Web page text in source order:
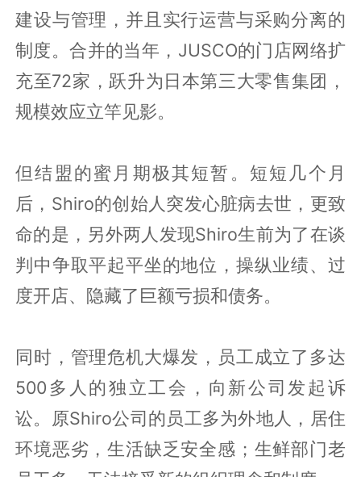
建设与管理，并且实行运营与采购分离的
制度。合并的当年，JUSCO的门店网络扩
充至72家，跃升为日本第三大零售集团，
规模效应立竿见影。
但结盟的蜜月期极其短暂。短短几个月
后，Shiro的创始人突发心脏病去世，更致
命的是，另外两人发现Shiro生前为了在谈
判中争取平起平坐的地位，操纵业绩、过
度开店、隐藏了巨额亏损和债务。
同时，管理危机大爆发，员工成立了多达
500多人的独立工会，向新公司发起诉
讼。原Shiro公司的员工多为外地人，居住
环境恶劣，生活缺乏安全感；生鲜部门老